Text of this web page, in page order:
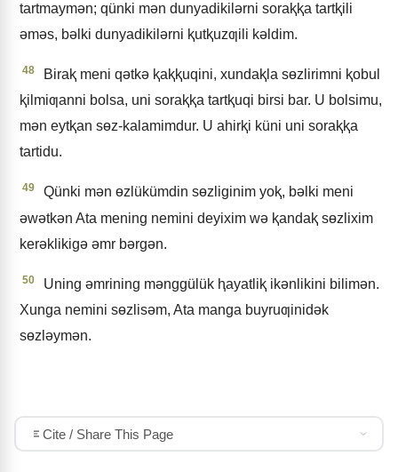
tartmaymǝn; qünki mǝn dunyadikilǝrni soraⱪⱪa tartⱪili
ǝmǝs, bǝlki dunyadikilǝrni ⱪutⱪuzƣili kǝldim.
48
Biraⱪ meni qǝtkǝ ⱪaⱪⱪuqini, xundaⱪla sɵzlirimni ⱪobul
ⱪilmiƣanni bolsa, uni soraⱪⱪa tartⱪuqi birsi bar. U bolsimu,
mǝn eytⱪan sɵz-kalamimdur. U ahirⱪi küni uni soraⱪⱪa
tartidu.
49
Qünki mǝn ɵzlükümdin sɵzliginim yoⱪ, bǝlki meni
ǝwǝtkǝn Ata mening nemini deyixim wǝ ⱪandaⱪ sɵzlixim
kerǝklikigǝ ǝmr bǝrgǝn.
50
Uning ǝmrining mǝnggülük ⱨayatliⱪ ikǝnlikini bilimǝn.
Xunga nemini sɵzlisǝm, Ata manga buyruƣinidǝk
sɵzlǝymǝn.
Cite / Share This Page